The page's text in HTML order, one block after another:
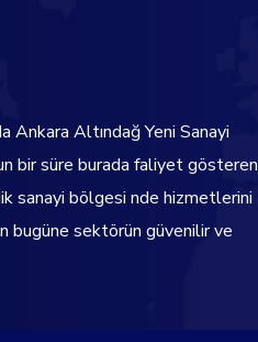
Ankara Altındağ Yeni Sanayi
bir süre burada faliyet gösteren
sanayi bölgesi nde hizmetlerini
bugüne sektörün güvenilir ve